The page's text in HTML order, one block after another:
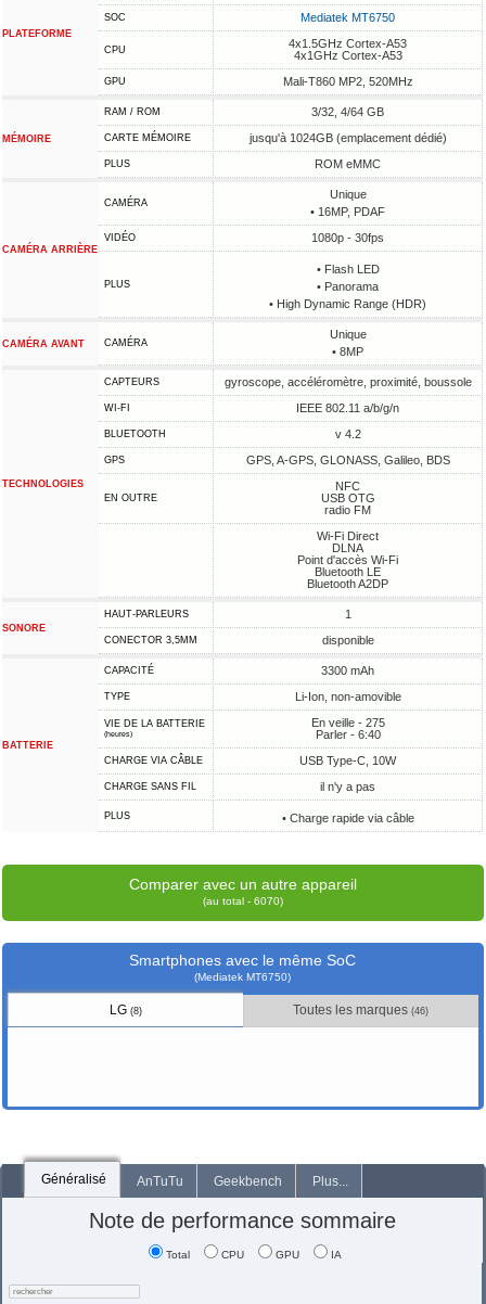
PLATEFORME
SOC Mediatek MT6750
CPU
4x1.5GHz Cortex-A53
4x1GHz Cortex-A53
GPU Mali-T860 MP2, 520MHz
MÉMOIRE
RAM / ROM 3/32, 4/64 GB
CARTE MÉMOIRE jusqu'à 1024GB (emplacement dédié)
PLUS ROM eMMC
CAMÉRA ARRIÈRE
CAMÉRA
Unique
• 16MP, PDAF
VIDÉO 1080p - 30fps
PLUS
• Flash LED
• Panorama
• High Dynamic Range (HDR)
CAMÉRA AVANT CAMÉRA
Unique
• 8MP
TECHNOLOGIES
CAPTEURS gyroscope, accéléromètre, proximité, boussole
WI-FI IEEE 802.11 a/b/g/n
BLUETOOTH v 4.2
GPS GPS, A-GPS, GLONASS, Galileo, BDS
EN OUTRE
NFC
USB OTG
radio FM
Wi-Fi Direct
DLNA
Point d'accès Wi-Fi
Bluetooth LE
Bluetooth A2DP
SONORE
HAUT-PARLEURS 1
CONECTOR 3,5MM disponible
BATTERIE
CAPACITÉ 3300 mAh
TYPE Li-Ion, non-amovible
VIE DE LA BATTERIE
(heures)
En veille - 275
Parler - 6:40
CHARGE VIA CÂBLE USB Type-C, 10W
CHARGE SANS FIL il n'y a pas
PLUS • Charge rapide via câble
Comparer avec un autre appareil
(au total - 6070)
Smartphones avec le même SoC
(Mediatek MT6750)
LG (8) Toutes les marques(46)
Généralisé AnTuTu Geekbench Plus...
Note de performance sommaire
Total CPU GPU IA